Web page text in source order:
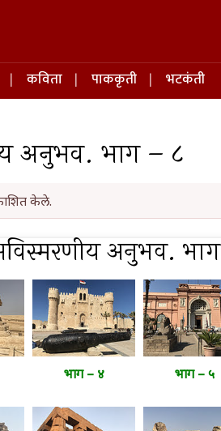
कविता पाककृती भटकंती
अनुभव. भाग – ८
केले.
अनुभव.
भाग – ४ भाग – ५